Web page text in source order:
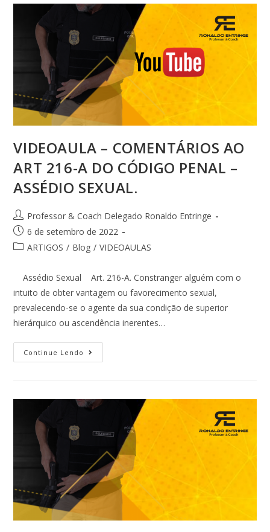
VIDEOAULA – COMENTÁRIOS AO
ART 216-A DO CÓDIGO PENAL –
ASSÉDIO SEXUAL.
Professor & Coach Delegado Ronaldo Entringe
6 de setembro de 2022
ARTIGOS / Blog / VIDEOAULAS
Assédio Sexual Art. 216-A. Constranger alguém com o
intuito de obter vantagem ou favorecimento sexual,
prevalecendo-se o agente da sua condição de superior
hierárquico ou ascendência inerentes…
Continue Lendo